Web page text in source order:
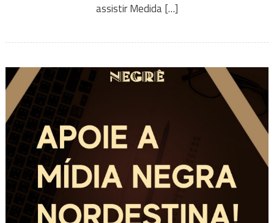
assistir Medida […]